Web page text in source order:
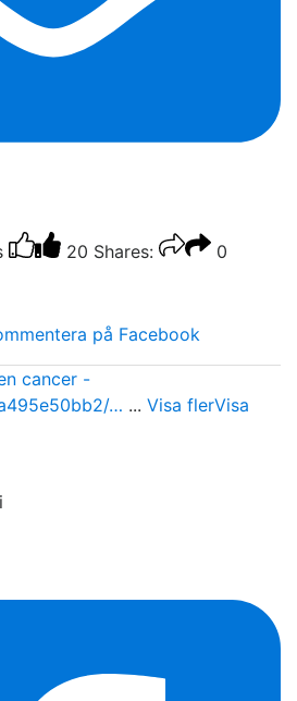
20 Shares:
0
på Facebook
cancer -
… ... Visa flerVisa